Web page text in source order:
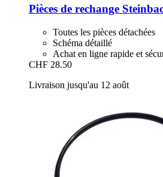
Pièces de rechange
Toutes les pièces détachées
Schéma détaillé
Achat en ligne rapide et
CHF 28.50
Livraison jusqu'au 12 août